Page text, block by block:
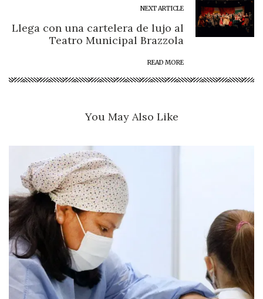
NEXT ARTICLE
Llega con una cartelera de lujo al
Teatro Municipal Brazzola
READ MORE
You May Also Like